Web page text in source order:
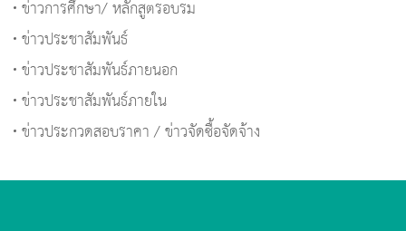
ข่าวการศึกษา/ หลักสูตรอบรม
ข่าวประชาสัมพันธ์
ข่าวประชาสัมพันธ์ภายนอก
ข่าวประชาสัมพันธ์ภายใน
ข่าวประกวดสอบราคา / ข่าวจัดซื้อจัดจ้าง